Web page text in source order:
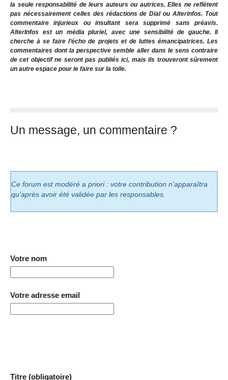
la seule responsabilité de leurs auteurs ou autrices. Elles ne reflètent
pas nécessairement celles des rédactions de Dial ou Alterinfos. Tout
commentaire injurieux ou insultant sera supprimé sans préavis.
AlterInfos est un média pluriel, avec une sensibilité de gauche. Il
cherche à se faire l’écho de projets et de luttes émancipatrices. Les
commentaires dont la perspective semble aller dans le sens contraire
de cet objectif ne seront pas publiés ici, mais ils trouveront sûrement
un autre espace pour le faire sur la toile.
Un message, un commentaire ?
Ce forum est modéré a priori : votre contribution n’apparaîtra
qu’après avoir été validée par les responsables.
Votre nom
Votre adresse email
Titre (obligatoire)